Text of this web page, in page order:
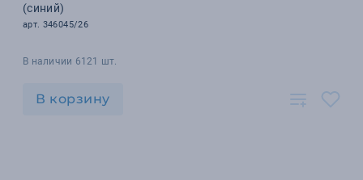
(синий)
арт. 346045/26
В наличии 6121 шт.
В корзину